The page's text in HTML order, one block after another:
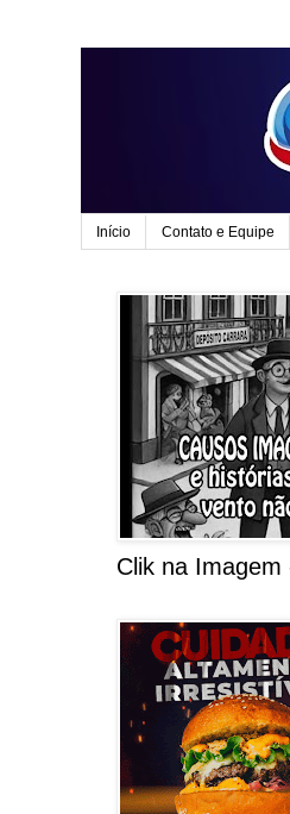
Início Contato e Equipe
Clik na Imagem